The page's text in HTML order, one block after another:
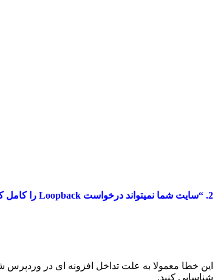
2. “سایت شما نمیتواند درخواست Loopback را کامل کند”
این خطا معمولا به علت تداخل افزونه ای در
شناسایی کنید.